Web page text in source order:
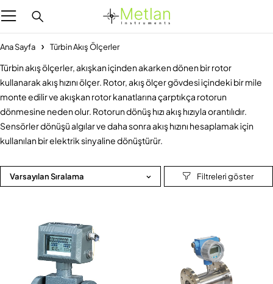
Ana Sayfa Türbin Akış Ölçerler
Türbin akış ölçerler, akışkan içinden akarken dönen bir rotor
kullanarak akış hızını ölçer. Rotor, akış ölçer gövdesi içindeki bir mile
monte edilir ve akışkan rotor kanatlarına çarptıkça rotorun
dönmesine neden olur. Rotorun dönüş hızı akış hızıyla orantılıdır.
Sensörler dönüşü algılar ve daha sonra akış hızını hesaplamak için
kullanılan bir elektrik sinyaline dönüştürür.
Varsayılan Sıralama